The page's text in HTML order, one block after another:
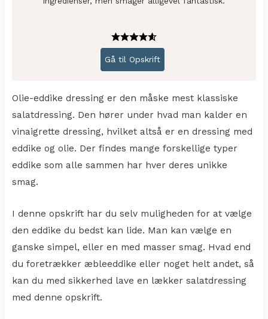
Gå til Opskrift
Olie-eddike dressing er den måske mest klassiske
salatdressing. Den hører under hvad man kalder en
vinaigrette dressing, hvilket altså er en dressing med
eddike og olie. Der findes mange forskellige typer
eddike som alle sammen har hver deres unikke
smag.
I denne opskrift har du selv muligheden for at vælge
den eddike du bedst kan lide. Man kan vælge en
ganske simpel, eller en med masser smag. Hvad end
du foretrækker æbleeddike eller noget helt andet, så
kan du med sikkerhed lave en lækker salatdressing
med denne opskrift.